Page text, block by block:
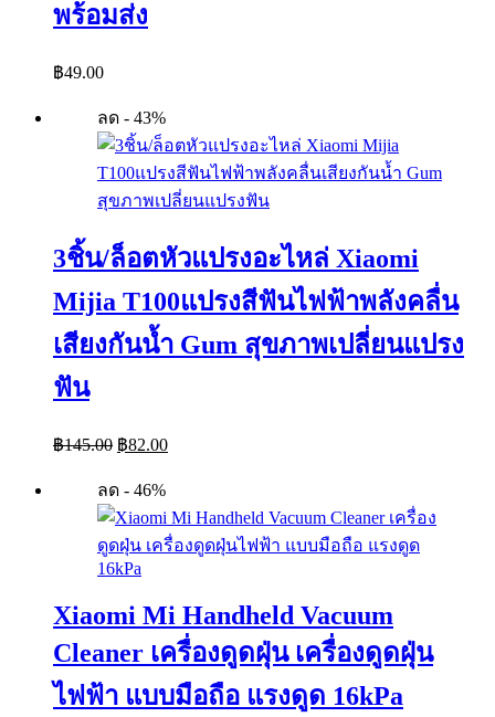
พร้อมส่ง
฿49.00
ลด - 43%
3ชิ้น/ล็อตหัวแปรงอะไหล่ Xiaomi
Mijia T100แปรงสีฟันไฟฟ้าพลังคลื่น
เสียงกันน้ำ Gum สุขภาพเปลี่ยนแปรง
ฟัน
฿145.00 Original
price
฿82.00Current
price
ลด - 46%
Xiaomi Mi Handheld Vacuum
Cleaner เครื่องดูดฝุ่น เครื่องดูดฝุ่น
ไฟฟ้า แบบมือถือ แรงดูด 16kPa